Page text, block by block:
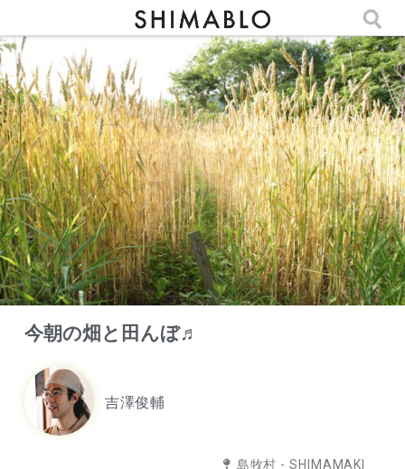
今朝の畑と田んぼ♬
吉澤俊輔
島牧村 - SHIMAMAKI